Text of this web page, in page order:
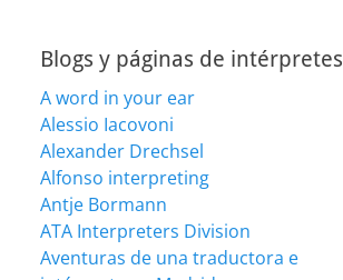
Blogs y páginas de intérpretes
A word in your ear
Alessio Iacovoni
Alexander Drechsel
Alfonso interpreting
Antje Bormann
ATA Interpreters Division
Aventuras de una traductora e